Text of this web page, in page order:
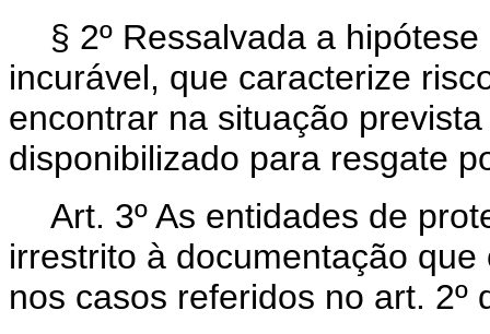
§ 2º Ressalvada a
incurável, que caracterize
encontrar na situação
disponibilizado para resgate
Art. 3º As entidades de
irrestrito à documentação
nos casos referidos no art. 2º